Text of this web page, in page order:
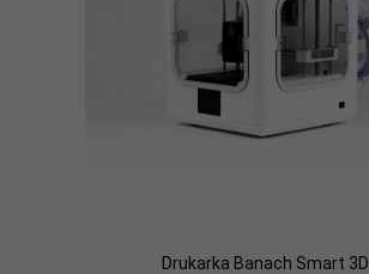
Drukarka Banach Smart 3D